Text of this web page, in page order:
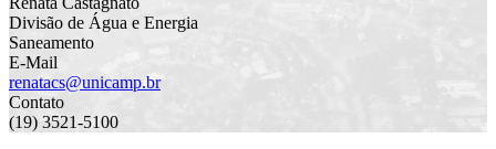
Divisão de Água e Energia
Saneamento
E-Mail
renatacs@unicamp.br
Contato
(19) 3521-5100